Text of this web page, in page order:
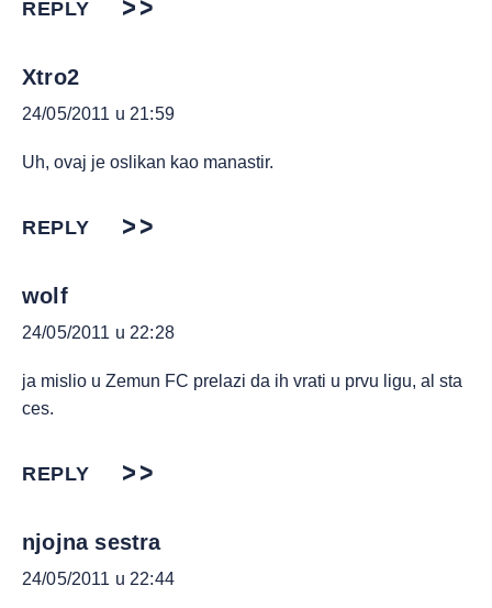
REPLY
Xtro2
24/05/2011 u 21:59
Uh, ovaj je oslikan kao manastir.
REPLY
wolf
24/05/2011 u 22:28
ja mislio u Zemun FC prelazi da ih vrati u prvu ligu, al sta
ces.
REPLY
njojna sestra
24/05/2011 u 22:44